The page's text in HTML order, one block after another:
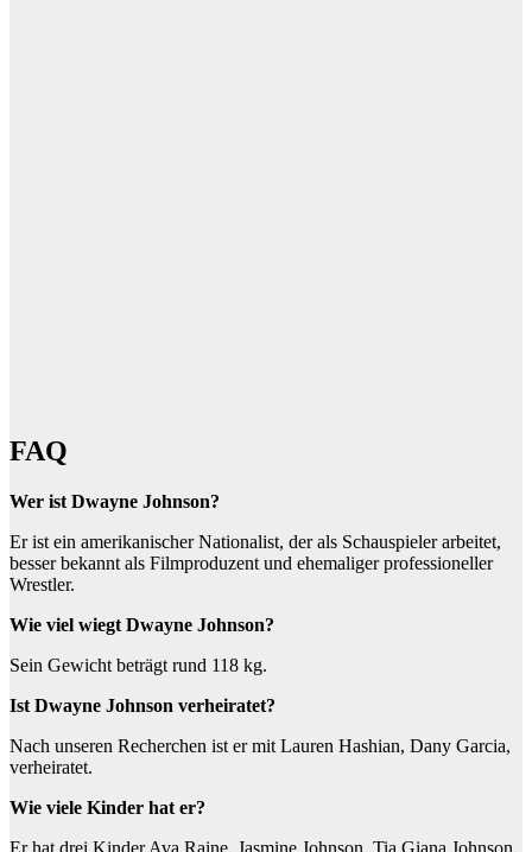
FAQ
Wer ist Dwayne Johnson?
Er ist ein amerikanischer Nationalist, der als Schauspieler arbeitet,
besser bekannt als Filmproduzent und ehemaliger professioneller
Wrestler.
Wie viel wiegt Dwayne Johnson?
Sein Gewicht beträgt rund 118 kg.
Ist Dwayne Johnson verheiratet?
Nach unseren Recherchen ist er mit Lauren Hashian, Dany Garcia,
verheiratet.
Wie viele Kinder hat er?